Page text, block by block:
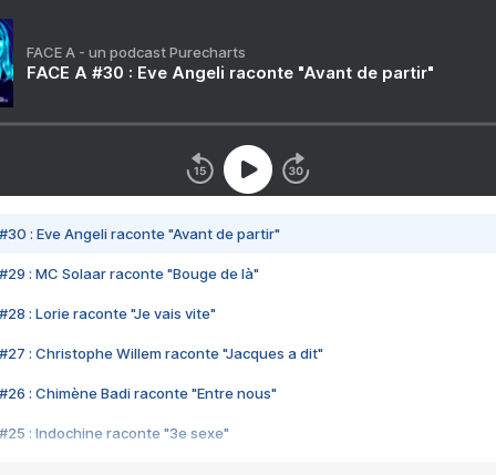
FACE A - un podcast Purecharts
FACE A #30 : Eve Angeli raconte "Avant de partir"
#30 : Eve Angeli raconte "Avant de partir"
#29 : MC Solaar raconte "Bouge de là"
#28 : Lorie raconte "Je vais vite"
#27 : Christophe Willem raconte "Jacques a dit"
#26 : Chimène Badi raconte "Entre nous"
#25 : Indochine raconte "3e sexe"